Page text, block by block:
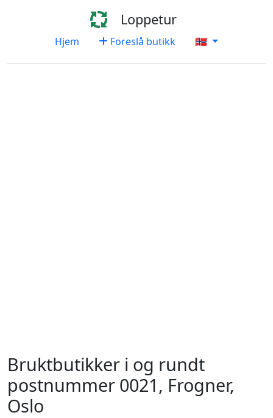
Loppetur
Hjem Foreslå butikk 🇳🇴
Bruktbutikker i og rundt
postnummer 0021, Frogner,
Oslo